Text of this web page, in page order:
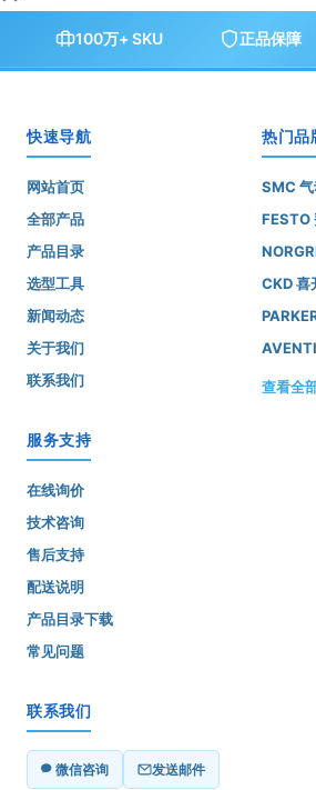
100万+ SKU 正品保障
快速导航
网站首页
全部产品
产品目录
选型工具
新闻动态
关于我们
联系我们
热门品
SMC
FESTO
CKD 喜
查看全
服务支持
在线询价
技术咨询
售后支持
配送说明
产品目录下载
常见问题
联系我们
微信咨询 发送邮件